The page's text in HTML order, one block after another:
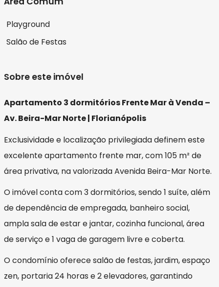
Playground
Salão de Festas
Sobre este imóvel
Apartamento 3 dormitórios Frente Mar à Venda –
Av. Beira-Mar Norte | Florianópolis
Exclusividade e localização privilegiada definem este
excelente apartamento frente mar, com 105 m² de
área privativa, na valorizada Avenida Beira-Mar Norte.
O imóvel conta com 3 dormitórios, sendo 1 suíte, além
de dependência de empregada, banheiro social,
ampla sala de estar e jantar, cozinha funcional, área
de serviço e 1 vaga de garagem livre e coberta.
O condomínio oferece salão de festas, jardim, espaço
zen, portaria 24 horas e 2 elevadores, garantindo